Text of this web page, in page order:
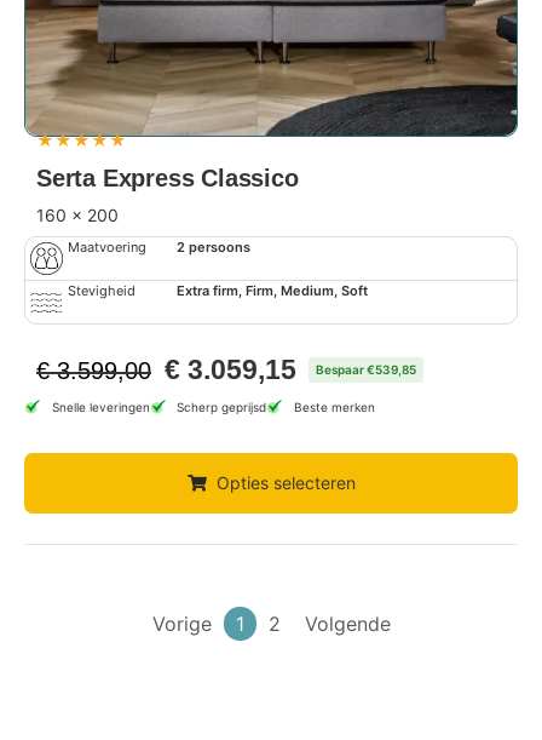
★★★★★
Serta Express Classico
160 x 200
Maatvoering 2 persoons
Stevigheid Extra firm, Firm, Medium, Soft
€3.599,00 € 3.059,15 Bespaar €539,85
Snelle leveringen Scherp geprijsd Beste merken
Opties selecteren
Vorige 1 2 Volgende